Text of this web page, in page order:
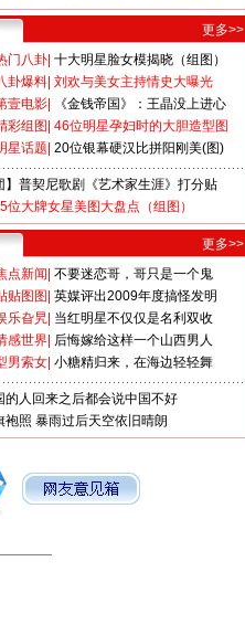
更多>>
门八卦 十大明星脸女模揭晓（组图）
卦爆料 刘欢与美女主持情史大曝光
壹电影
《金钱帝国》：王晶没上进心
彩组图 46位明星孕妇时的大胆造型图
星话题 20位银幕硬汉比拼阳刚美(图)
】普契尼歌剧《艺术家生涯》打分贴
位大牌女星美图大盘点（组图）
更多>>
点新闻 不要迷恋哥，哥只是一个鬼
贴图图 英媒评出2009年度搞怪发明
乐旮旯 当红明星不仅仅是名利双收
感世界 后悔嫁给这样一个山西男人
男索女 小糖精归来，在海边轻轻舞
的人回来之后都会说中国不好
袍照 暴雨过后天空依旧晴朗